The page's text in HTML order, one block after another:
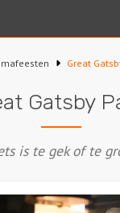
Arrangementen
Varen
Sport en spel
Great
Gatsby
is te gek of te